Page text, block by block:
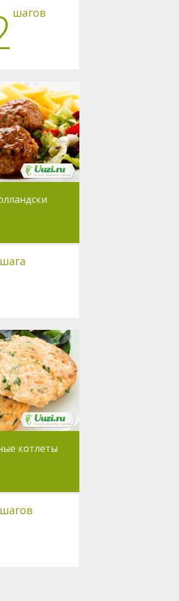
шагов
шага
котлеты
шагов